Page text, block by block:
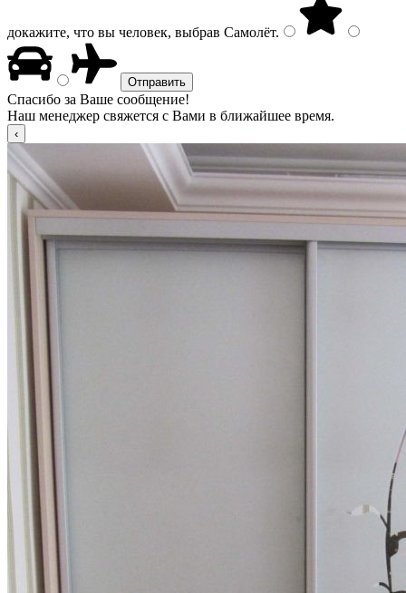
докажите, что вы человек, выбрав Самолёт.
Спасибо за Ваше сообщение!
Наш менеджер свяжется с Вами в ближайшее время.